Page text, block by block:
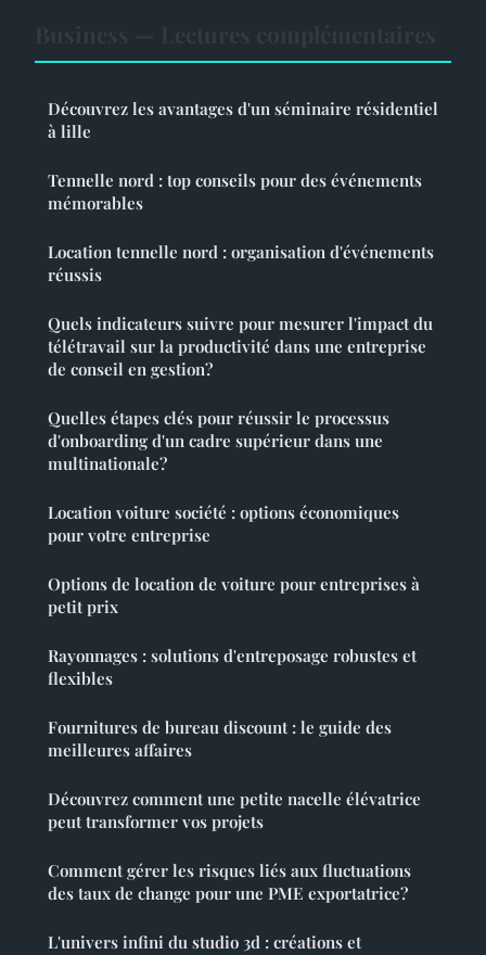
Découvrez les avantages d'un séminaire résidentiel
à lille
Tennelle nord : top conseils pour des événements
mémorables
Location tennelle nord : organisation d'événements
réussis
Quels indicateurs suivre pour mesurer l'impact du
télétravail sur la productivité dans une entreprise
de conseil en gestion?
Quelles étapes clés pour réussir le processus
d'onboarding d'un cadre supérieur dans une
multinationale?
Location voiture société : options économiques
pour votre entreprise
Options de location de voiture pour entreprises à
petit prix
Rayonnages : solutions d'entreposage robustes et
flexibles
Fournitures de bureau discount : le guide des
meilleures affaires
Découvrez comment une petite nacelle élévatrice
peut transformer vos projets
Comment gérer les risques liés aux fluctuations
des taux de change pour une PME exportatrice?
L'univers infini du studio 3d : créations et